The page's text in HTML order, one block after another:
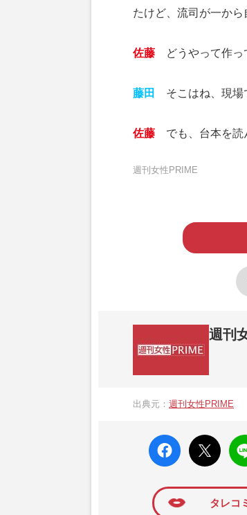
たけど、流司が一から
佐藤 どうやって作っ
藤田 そこはね、現場
佐藤 でも、台本を読
週刊女性PRIME
週刊
か、女性週刊誌『週刊女性
出典元： 週刊女性PRIME
faceboo
k いい
ね
X ポス
ト
LINE
タレコ